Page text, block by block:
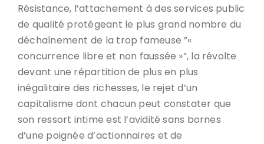
Résistance, l’attachement à des services public
de qualité protégeant le plus grand nombre du
déchaînement de la trop fameuse ”«
concurrence libre et non faussée »”, la révolte
devant une répartition de plus en plus
inégalitaire des richesses, le rejet d’un
capitalisme dont chacun peut constater que
son ressort intime est l’avidité sans bornes
d’une poignée d’actionnaires et de